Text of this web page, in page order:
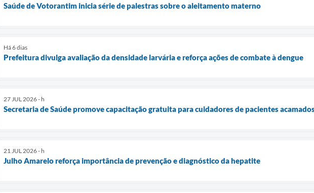
Saúde de Votorantim inicia série de palestras sobre o aleitamento materno
Há 6 dias
Prefeitura divulga avaliação da densidade larvária e reforça ações de combate à dengue
27 JUL 2026 - h
Secretaria de Saúde promove capacitação gratuita para cuidadores de pacientes
21 JUL 2026 - h
Julho Amarelo reforça importância de prevenção e diagnóstico da hepatite